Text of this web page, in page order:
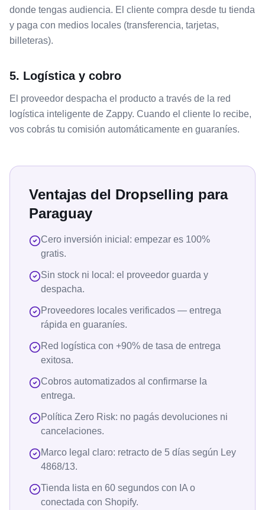
donde tengas audiencia. El cliente compra desde tu tienda
y paga con medios locales (transferencia, tarjetas,
billeteras).
5. Logística y cobro
El proveedor despacha el producto a través de la red
logística inteligente de Zappy. Cuando el cliente lo recibe,
vos cobrás tu comisión automáticamente en guaraníes.
Ventajas del Dropselling para
Paraguay
Cero inversión inicial: empezar es 100%
gratis.
Sin stock ni local: el proveedor guarda y
despacha.
Proveedores locales verificados — entrega
rápida en guaraníes.
Red logística con +90% de tasa de entrega
exitosa.
Cobros automatizados al confirmarse la
entrega.
Política Zero Risk: no pagás devoluciones ni
cancelaciones.
Marco legal claro: retracto de 5 días según Ley
4868/13.
Tienda lista en 60 segundos con IA o
conectada con Shopify.